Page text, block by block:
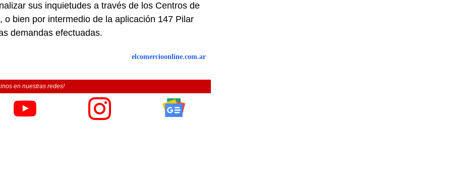
sus inquietudes a través de los Centros de
bien por intermedio de la aplicación 147 Pilar
demandas efectuadas.
elcomercioonline.com.ar
en nuestras redes!